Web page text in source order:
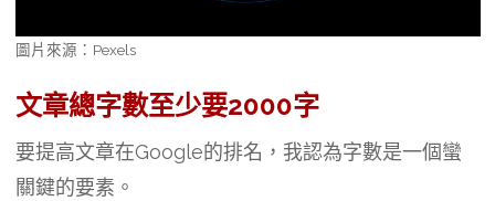
圖片來源：Pexels
文章總字數至少要2000字
要提高文章在Google的排名，我認為字數是一個蠻
關鍵的要素。